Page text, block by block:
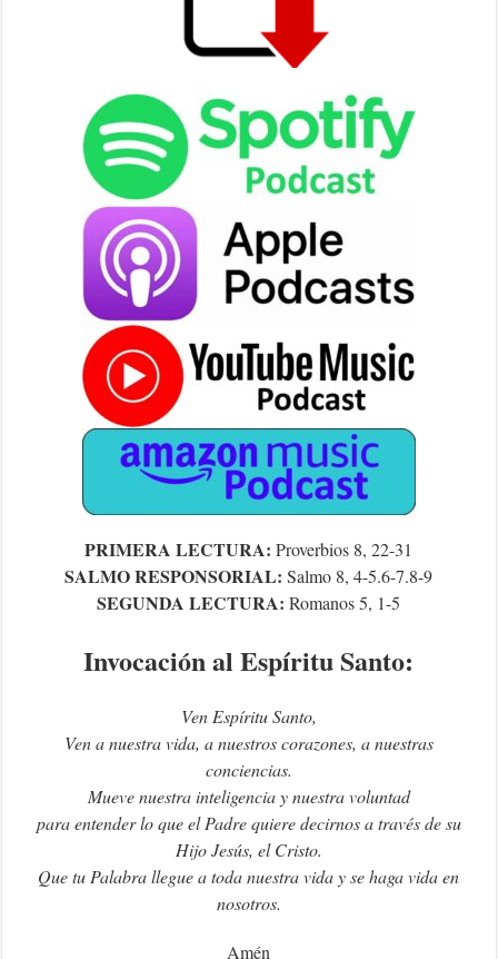
PRIMERA LECTURA:Proverbios 8, 22-31
SALMO RESPONSORIAL:Salmo 8, 4-5.6-7.8-9
SEGUNDA LECTURA:Romanos 5, 1-5
Invocación al Espíritu Santo:
Ven Espíritu Santo,
Ven a nuestra vida, a nuestros corazones, a nuestras
conciencias.
Mueve nuestra inteligencia y nuestra voluntad
para entender lo que el Padre quiere decirnos a través de su
Hijo Jesús, el Cristo.
Que tu Palabra llegue a toda nuestra vida y se haga vida en
nosotros.
Amén